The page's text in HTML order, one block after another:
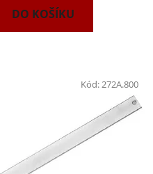
DO KOŠÍKU
Kód: 272A.800